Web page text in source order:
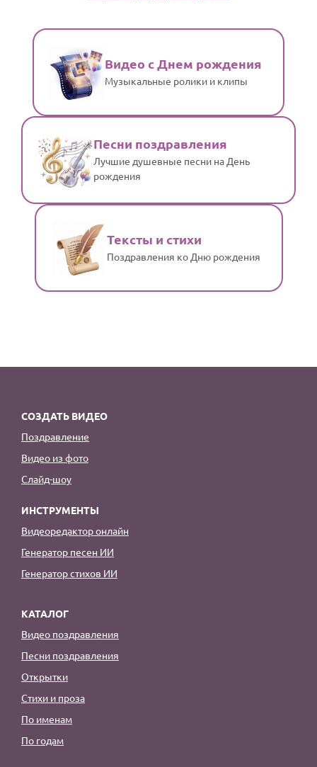
Видео с Днем рождения
Музыкальные ролики и клипы
Песни поздравления
Лучшие душевные песни на День
рождения
Тексты и стихи
Поздравления ко Дню рождения
СОЗДАТЬ ВИДЕО
Поздравление
Видео из фото
Слайд-шоу
ИНСТРУМЕНТЫ
Видеоредактор онлайн
Генератор песен ИИ
Генератор стихов ИИ
КАТАЛОГ
Видео поздравления
Песни поздравления
Открытки
Стихи и проза
По именам
По годам